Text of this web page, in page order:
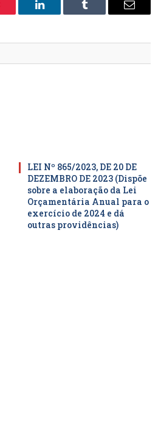
LinkedIn Tumblr
E-
LEI Nº 865/2023, DE 20 DE
DEZEMBRO DE 2023 (Dispõe
sobre a elaboração da Lei
Orçamentária Anual para o
exercício de 2024 e dá
outras providências)